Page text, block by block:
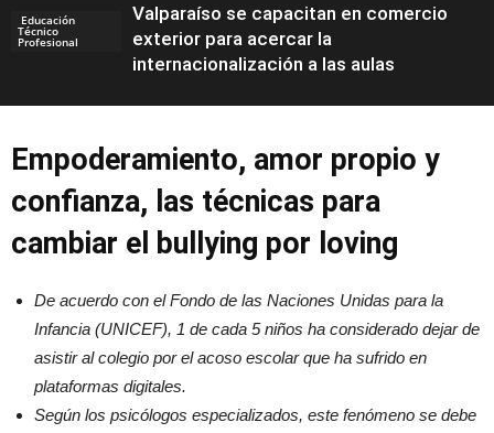
Educación
Técnico
Profesional
Valparaíso se capacitan en comercio
exterior para acercar la
internacionalización a las aulas
Empoderamiento, amor propio y
confianza, las técnicas para
cambiar el bullying por loving
De acuerdo con el Fondo de las Naciones Unidas para la
Infancia (UNICEF), 1 de cada 5 niños ha considerado dejar de
asistir al colegio por el acoso escolar que ha sufrido en
plataformas digitales.
Según los psicólogos especializados, este fenómeno se debe